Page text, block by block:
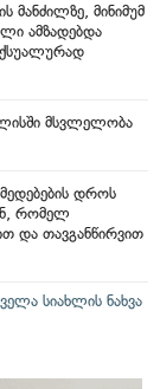
მინიმუმ
ამზადებდა
მსვლელობა
დროს
რომელ
და თავგანწირვით
სიახლის ნახვა